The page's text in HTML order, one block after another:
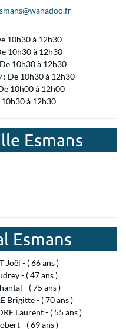
10h30 à 12h30
10h30 à 12h30
10h30 à 12h30
: De 10h30 à 12h30
10h00 à 12h00
à 12h30
Esmans
Esmans
Joël - ( 66 ans )
- ( 47 ans )
- ( 75 ans )
Brigitte - ( 70 ans )
Laurent - ( 55 ans )
- ( 69 ans )